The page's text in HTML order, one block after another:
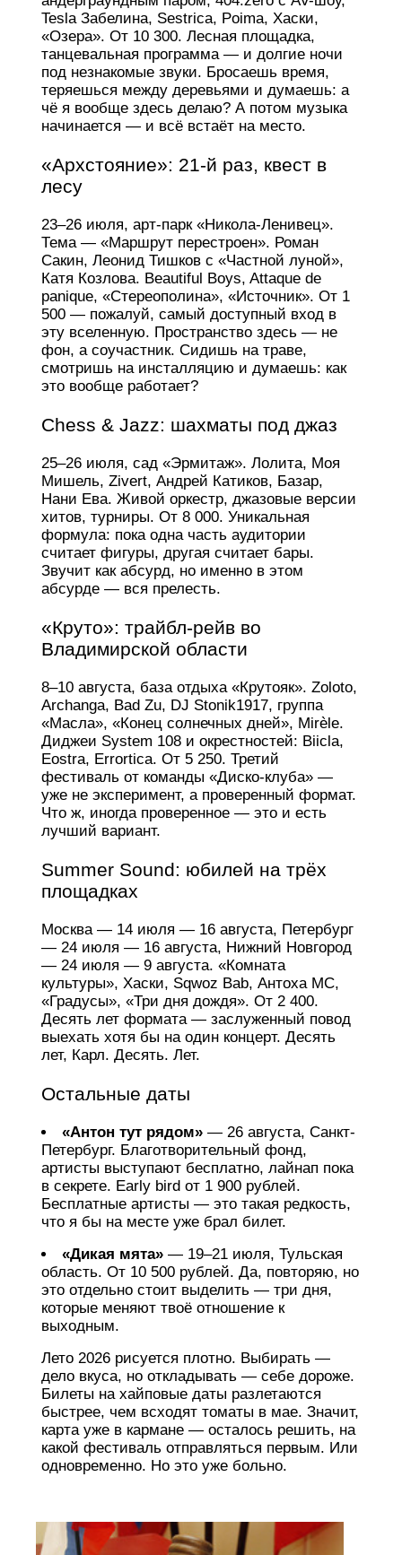
Tesla Забелина, Sestrica, Poima, Хаски,
«Озера». От 10 300. Лесная площадка,
танцевальная программа — и долгие ночи
под незнакомые звуки. Бросаешь время,
теряешься между деревьями и думаешь: а
чё я вообще здесь делаю? А потом музыка
начинается — и всё встаёт на место.
«Архстояние»: 21-й раз, квест в
лесу
23–26 июля, арт-парк «Никола-Ленивец».
Тема — «Маршрут перестроен». Роман
Сакин, Леонид Тишков с «Частной луной»,
Катя Козлова. Beautiful Boys, Attaque de
panique, «Стереополина», «Источник». От 1
500 — пожалуй, самый доступный вход в
эту вселенную. Пространство здесь — не
фон, а соучастник. Сидишь на траве,
смотришь на инсталляцию и думаешь: как
это вообще работает?
Chess & Jazz: шахматы под джаз
25–26 июля, сад «Эрмитаж». Лолита, Моя
Мишель, Zivert, Андрей Катиков, Базар,
Нани Ева. Живой оркестр, джазовые версии
хитов, турниры. От 8 000. Уникальная
формула: пока одна часть аудитории
считает фигуры, другая считает бары.
Звучит как абсурд, но именно в этом
абсурде — вся прелесть.
«Круто»: трайбл-рейв во
Владимирской области
8–10 августа, база отдыха «Крутояк». Zoloto,
Archanga, Bad Zu, DJ Stonik1917, группа
«Масла», «Конец солнечных дней», Mirèle.
Диджеи System 108 и окрестностей: Biicla,
Eostra, Errortica. От 5 250. Третий
фестиваль от команды «Диско-клуба» —
уже не эксперимент, а проверенный формат.
Что ж, иногда проверенное — это и есть
лучший вариант.
Summer Sound: юбилей на трёх
площадках
Москва — 14 июля — 16 августа, Петербург
— 24 июля — 16 августа, Нижний Новгород
— 24 июля — 9 августа. «Комната
культуры», Хаски, Sqwoz Bab, Антоха МС,
«Градусы», «Три дня дождя». От 2 400.
Десять лет формата — заслуженный повод
выехать хотя бы на один концерт. Десять
лет, Карл. Десять. Лет.
Остальные даты
«Антон тут рядом»— 26 августа, Санкт-
Петербург. Благотворительный фонд,
артисты выступают бесплатно, лайнап пока
в секрете. Early bird от 1 900 рублей.
Бесплатные артисты — это такая редкость,
что я бы на месте уже брал билет.
«Дикая мята»— 19–21 июля, Тульская
область. От 10 500 рублей. Да, повторяю, но
это отдельно стоит выделить — три дня,
которые меняют твоё отношение к
выходным.
Лето 2026 рисуется плотно. Выбирать —
дело вкуса, но откладывать — себе дороже.
Билеты на хайповые даты разлетаются
быстрее, чем всходят томаты в мае. Значит,
карта уже в кармане — осталось решить, на
какой фестиваль отправляться первым. Или
одновременно. Но это уже больно.